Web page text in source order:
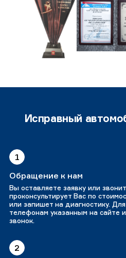
Исправный
1
Обращение к нам
Вы оставляете заявку или
проконсультирует Вас по
или запишет на диагностику.
телефонам указанным на сайте
звонок.
2